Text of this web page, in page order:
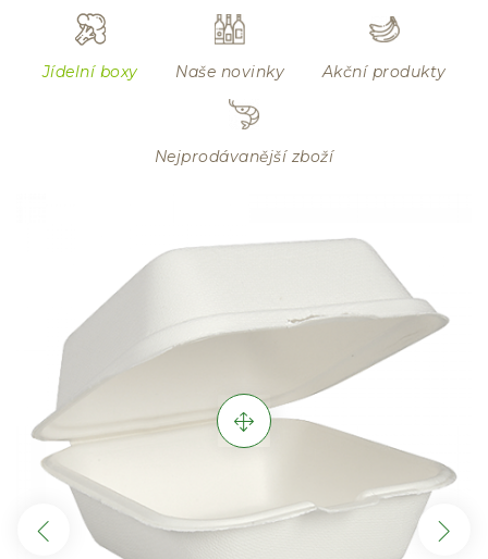
Jídelní boxy Naše novinky Akční produkty
Nejprodávanější zboží